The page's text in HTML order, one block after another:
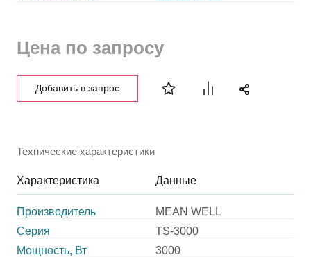
Цена по запросу
Добавить в запрос
Технические характеристики
Характеристика Данные
Производитель
MEAN WELL
Серия
TS-3000
Мощность, Вт
3000